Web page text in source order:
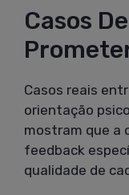
Casos
Casos reais
orientação
mostram que a
feedback
qualidade de